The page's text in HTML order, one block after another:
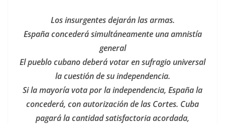
Los insurgentes dejarán las armas.
España concederá simultáneamente una amnistía
general
El pueblo cubano deberá votar en sufragio universal
la cuestión de su independencia.
Si la mayoría vota por la independencia, España la
concederá, con autorización de las Cortes. Cuba
pagará la cantidad satisfactoria acordada,